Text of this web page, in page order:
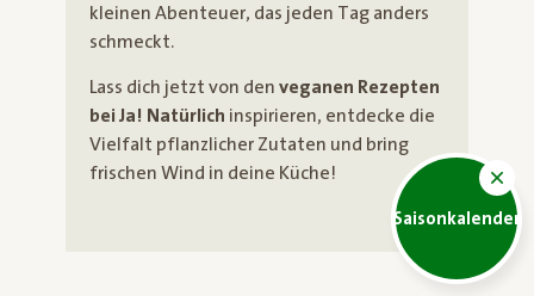
Saisonkalender
kleinen Abenteuer, das jeden Tag anders
schmeckt.
Lass dich jetzt von den veganen Rezepten
bei Ja! Natürlich inspirieren, entdecke die
Vielfalt pflanzlicher Zutaten und bring
frischen Wind in deine Küche!